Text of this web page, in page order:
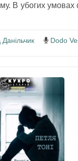
В убогих
Данільчик Dodo